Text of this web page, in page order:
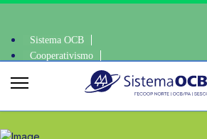
Sistema OCB
Cooperativismo